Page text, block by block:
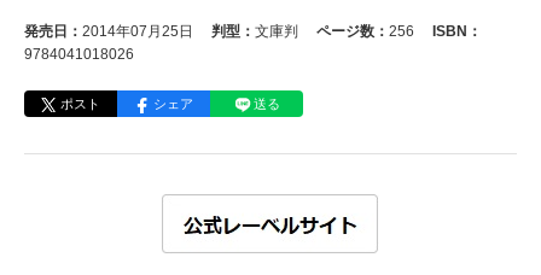
発売日： 2014年07月25日 判型： 文庫判 ページ数： 256
ISBN：
9784041018026
ポスト シェア 送る